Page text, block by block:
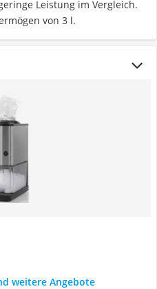
Leistung im Vergleich.
von 3 l.
weitere Angebote